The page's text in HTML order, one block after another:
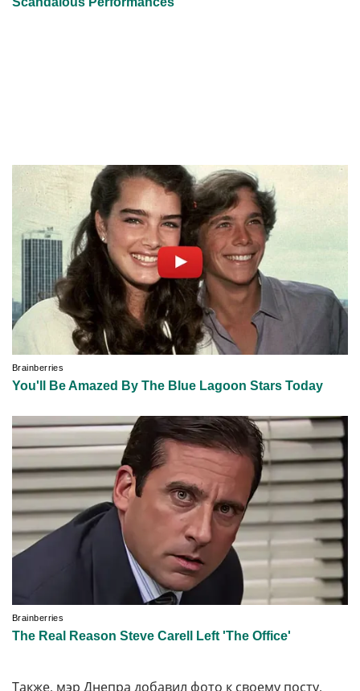
Также, мэр Днепра добавил фото к своему посту,